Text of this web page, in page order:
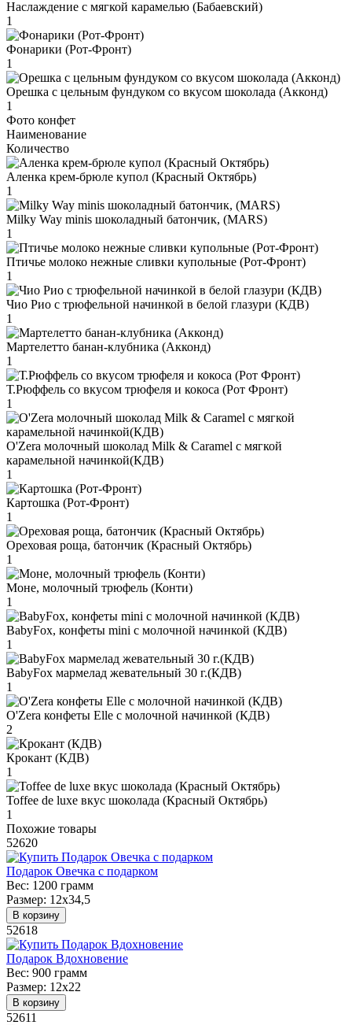
Наслаждение с мягкой карамелью (Бабаевский)
1
Фонарики (Рот-Фронт)
1
Орешка с цельным фундуком со вкусом шоколада (Акконд)
1
Фото конфет
Наименование
Количество
Аленка крем-брюле купол (Красный Октябрь)
1
Milky Way minis шоколадный батончик, (MARS)
1
Птичье молоко нежные сливки купольные (Рот-Фронт)
1
Чио Рио с трюфельной начинкой в белой глазури (КДВ)
1
Мартелетто банан-клубника (Акконд)
1
Т.Рюффель со вкусом трюфеля и кокоса (Рот Фронт)
1
O'Zera молочный шоколад Milk & Caramel с мягкой
карамельной начинкой(КДВ)
1
Картошка (Рот-Фронт)
1
Ореховая роща, батончик (Красный Октябрь)
1
Моне, молочный трюфель (Конти)
1
BabyFox, конфеты mini c молочной начинкой (КДВ)
1
BabyFox мармелад жевательный 30 г.(КДВ)
1
O'Zera конфеты Elle с молочной начинкой (КДВ)
2
Крокант (КДВ)
1
Toffee de luxe вкус шоколада (Красный Октябрь)
1
Похожие товары
52620
Подарок Овечка с подарком
Вес: 1200 грамм
Размер: 12х34,5
В корзину
52618
Подарок Вдохновение
Вес: 900 грамм
Размер: 12х22
В корзину
52611